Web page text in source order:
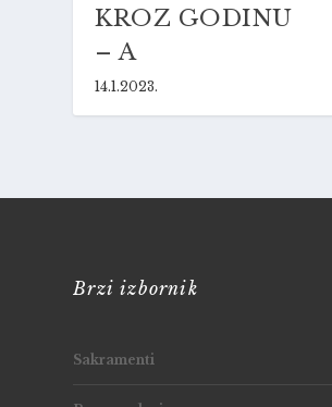
KROZ GODINU
– A
14.1.2023.
Brzi izbornik
Sakramenti